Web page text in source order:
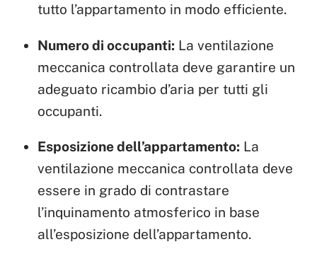
tutto l’appartamento in modo efficiente.
Numero di occupanti: La ventilazione
meccanica controllata deve garantire un
adeguato ricambio d’aria per tutti gli
occupanti.
Esposizione dell’appartamento: La
ventilazione meccanica controllata deve
essere in grado di contrastare
l’inquinamento atmosferico in base
all’esposizione dell’appartamento.